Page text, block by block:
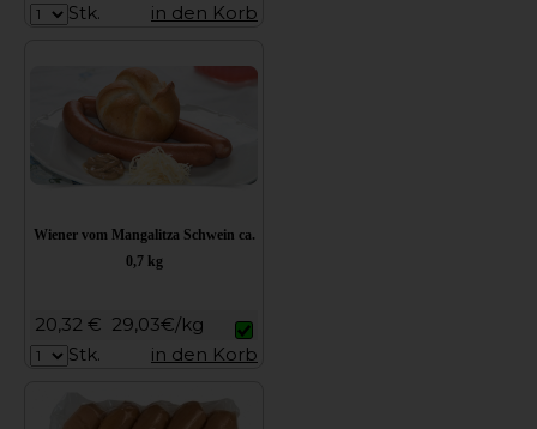
Stk.
in den Korb
Wiener vom Mangalitza Schwein ca.
0,7 kg
20,32 € 29,03€/kg
Stk.
in den Korb